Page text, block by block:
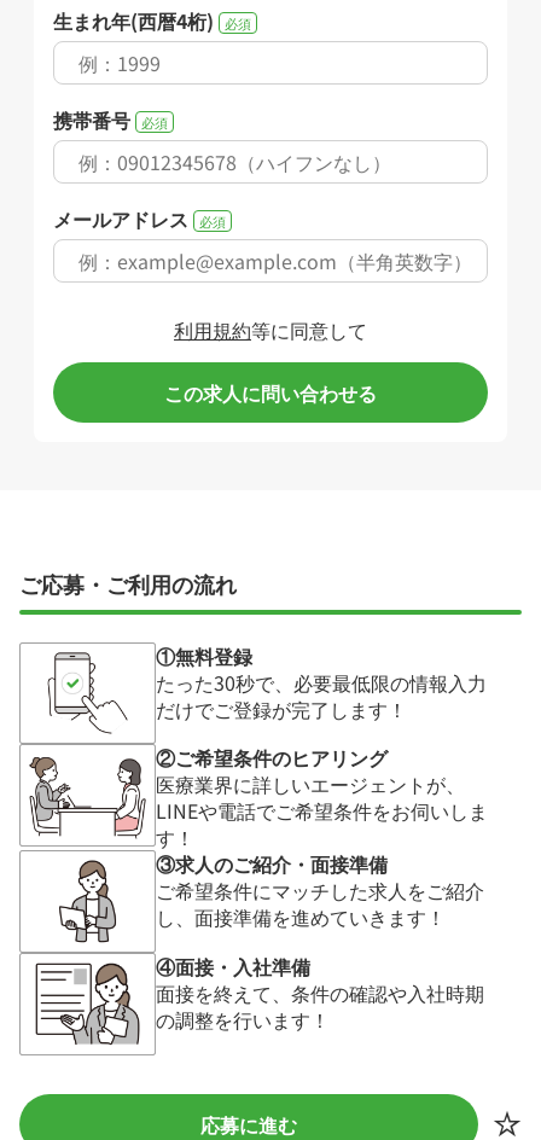
生まれ年(西暦4桁) 必須
携帯番号 必須
メールアドレス 必須
利用規約等に同意して
この求人に問い合わせる
ご応募・ご利用の流れ
①無料登録
たった30秒で、必要最低限の情報入力
だけでご登録が完了します！
②ご希望条件のヒアリング
医療業界に詳しいエージェントが、
LINEや電話でご希望条件をお伺いしま
す！
③求人のご紹介・面接準備
ご希望条件にマッチした求人をご紹介
し、面接準備を進めていきます！
④面接・入社準備
面接を終えて、条件の確認や入社時期
の調整を行います！
応募に進む